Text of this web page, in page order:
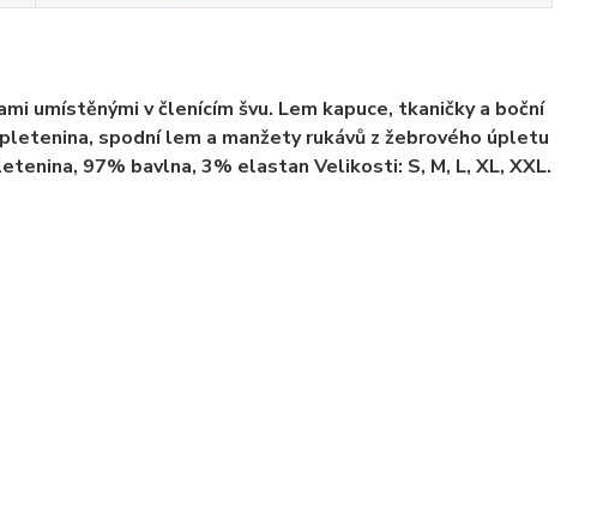
umístěnými v členícím švu. Lem kapuce, tkaničky a boční
spodní lem a manžety rukávů z žebrového úpletu
97% bavlna, 3% elastan Velikosti: S, M, L, XL, XXL.